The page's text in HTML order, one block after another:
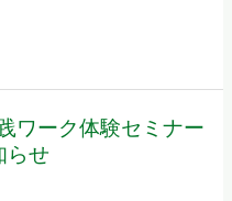
ワーク体験セミナー
らせ